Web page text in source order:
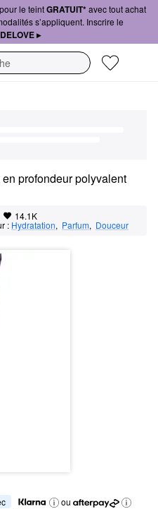
le teintGRATUIT*avec tout achat
s’appliquent. Inscrire le
▸
profondeur polyvalent
14.1K
: Hydratation, Parfum, Douceur
ou